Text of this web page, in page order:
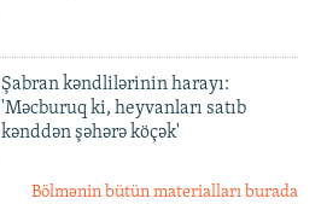
Şabran kəndlilərinin harayı:
'Məcburuq ki, heyvanları satıb
kənddən şəhərə köçək'
Bölmənin bütün materialları burada